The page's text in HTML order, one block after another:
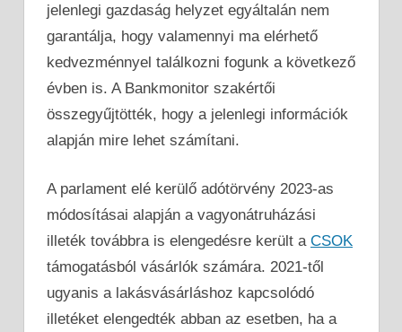
jelenlegi gazdaság helyzet egyáltalán nem
garantálja, hogy valamennyi ma elérhető
kedvezménnyel találkozni fogunk a következő
évben is. A Bankmonitor szakértői
összegyűjtötték, hogy a jelenlegi információk
alapján mire lehet számítani.
A parlament elé kerülő adótörvény 2023-as
módosításai alapján a vagyonátruházási
illeték továbbra is elengedésre került a CSOK
támogatásból vásárlók számára. 2021-től
ugyanis a lakásvásárláshoz kapcsolódó
illetéket elengedték abban az esetben, ha a